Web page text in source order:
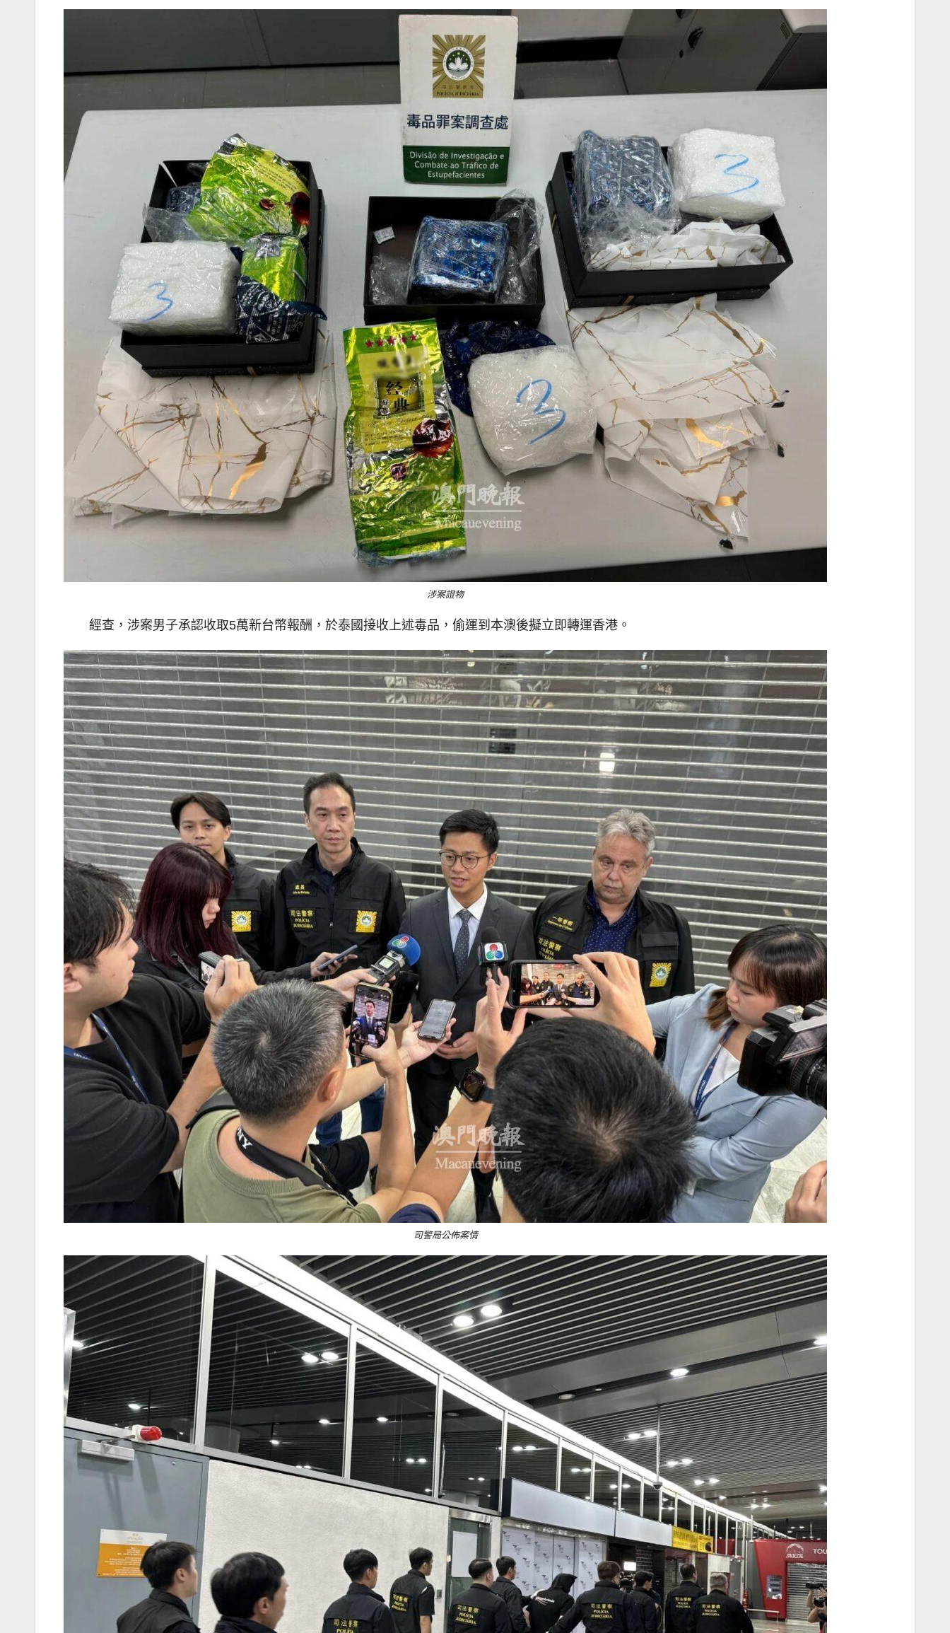
涉案證物
經查，涉案男子承認收取5萬新台幣報酬，於泰國接收上述毒品，偷運到本澳後擬立即轉運香港。
司警局公佈案情